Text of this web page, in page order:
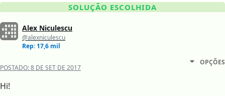
SOLUÇÃO ESCOLHIDA
Alex Niculescu
@alexniculescu
Rep: 17,6 mil
POSTADO:8 DE SET DE 2017
OPÇÕES
Hi!